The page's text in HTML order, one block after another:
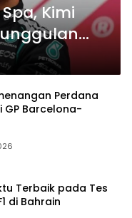
Kimi
Perdana
GP Barcelona-
Terbaik pada Tes
di Bahrain